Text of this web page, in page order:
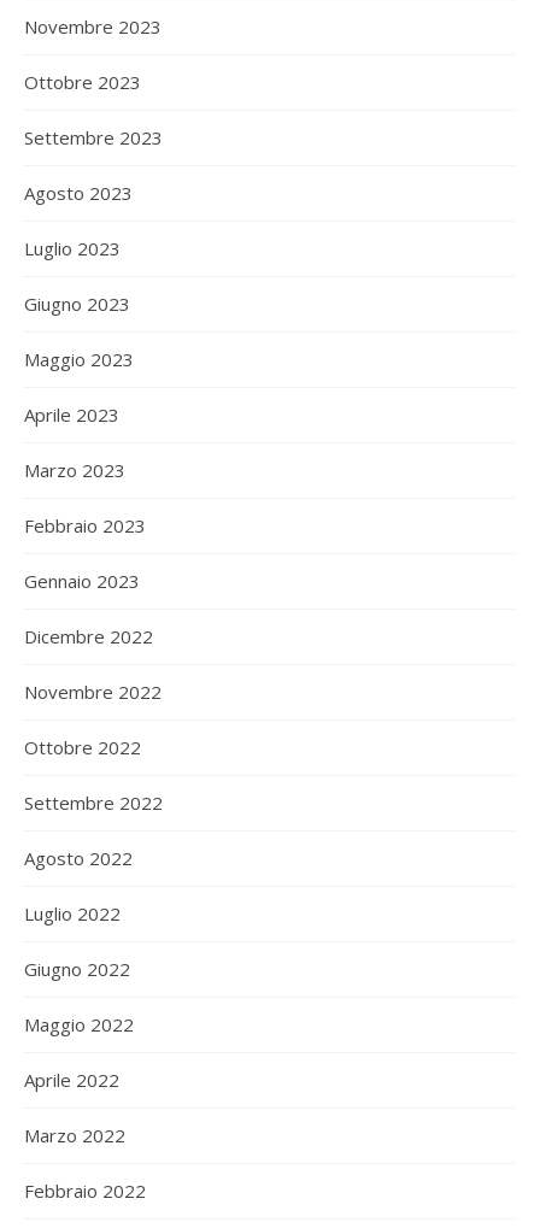
Novembre 2023
Ottobre 2023
Settembre 2023
Agosto 2023
Luglio 2023
Giugno 2023
Maggio 2023
Aprile 2023
Marzo 2023
Febbraio 2023
Gennaio 2023
Dicembre 2022
Novembre 2022
Ottobre 2022
Settembre 2022
Agosto 2022
Luglio 2022
Giugno 2022
Maggio 2022
Aprile 2022
Marzo 2022
Febbraio 2022